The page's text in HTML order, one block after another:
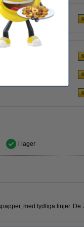
i lager
med tydliga linjer. De